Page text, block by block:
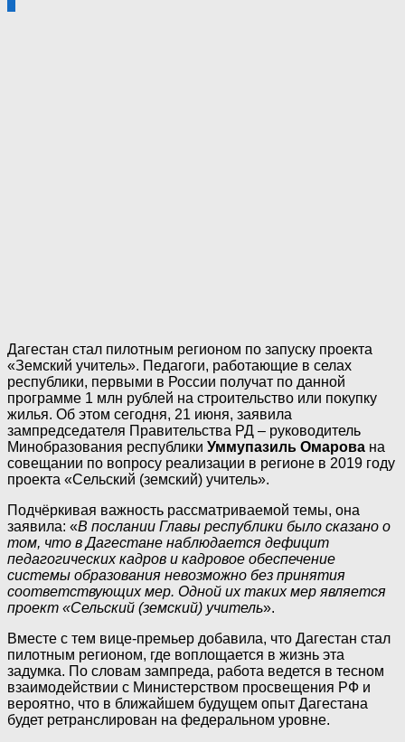
Дагестан стал пилотным регионом по запуску проекта
«Земский учитель». Педагоги, работающие в селах
республики, первыми в России получат по данной
программе 1 млн рублей на строительство или покупку
жилья. Об этом сегодня, 21 июня, заявила
зампредседателя Правительства РД – руководитель
Минобразования республики Уммупазиль Омарова на
совещании по вопросу реализации в регионе в 2019 году
проекта «Сельский (земский) учитель».
Подчёркивая важность рассматриваемой темы, она
заявила: «В послании Главы республики было сказано о
том, что в Дагестане наблюдается дефицит
педагогических кадров и кадровое обеспечение
системы образования невозможно без принятия
соответствующих мер. Одной их таких мер является
проект «Сельский (земский) учитель».
Вместе с тем вице-премьер добавила, что Дагестан стал
пилотным регионом, где воплощается в жизнь эта
задумка. По словам зампреда, работа ведется в тесном
взаимодействии с Министерством просвещения РФ и
вероятно, что в ближайшем будущем опыт Дагестана
будет ретранслирован на федеральном уровне.